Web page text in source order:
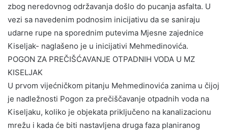
zbog neredovnog održavanja došlo do pucanja asfalta. U
vezi sa navedenim podnosim inicijativu da se saniraju
udarne rupe na sporednim putevima Mjesne zajednice
Kiseljak- naglašeno je u inicijativi Mehmedinovića.
POGON ZA PREČIŠĆAVANJE OTPADNIH VODA U MZ
KISELJAK
U prvom vijećničkom pitanju Mehmedinovića zanima u čijoj
je nadležnosti Pogon za prečiščavanje otpadnih voda na
Kiseljaku, koliko je objekata priključeno na kanalizacionu
mrežu i kada će biti nastavljena druga faza planiranog